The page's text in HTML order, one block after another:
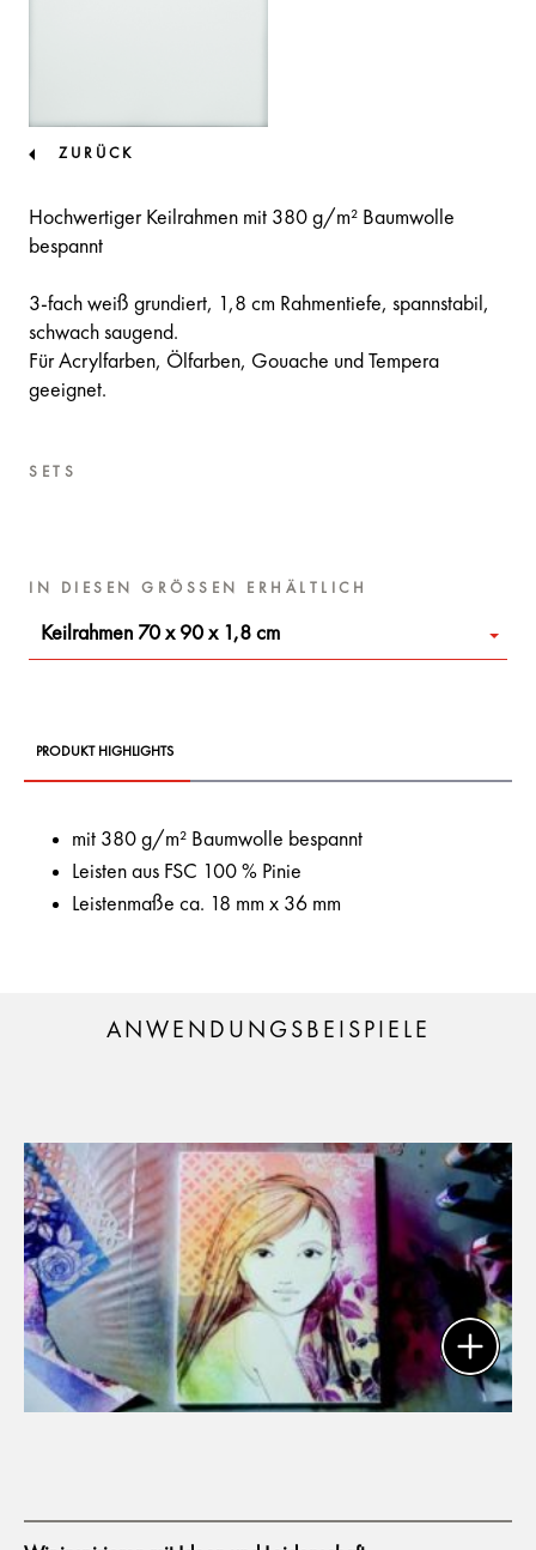
ZURÜCK
Hochwertiger Keilrahmen mit 380 g/m² Baumwolle
bespannt
3-fach weiß grundiert, 1,8 cm Rahmentiefe, spannstabil,
schwach saugend.
Für Acrylfarben, Ölfarben, Gouache und Tempera
geeignet.
SETS
IN DIESEN GRÖSSEN ERHÄLTLICH
Keilrahmen 70 x 90 x 1,8 cm
PRODUKT HIGHLIGHTS
mit 380 g/m² Baumwolle bespannt
Leisten aus FSC 100 % Pinie
Leistenmaße ca. 18 mm x 36 mm
ANWENDUNGSBEISPIELE